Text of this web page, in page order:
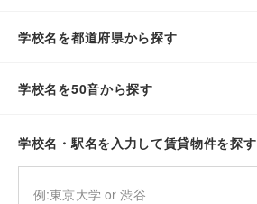
学校名を都道府県から探す
学校名を50音から探す
学校名・駅名を入力して賃貸物件を探す